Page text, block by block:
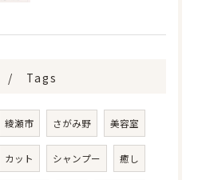
Tags
綾瀬市 さがみ野 美容室
カット シャンプー 癒し